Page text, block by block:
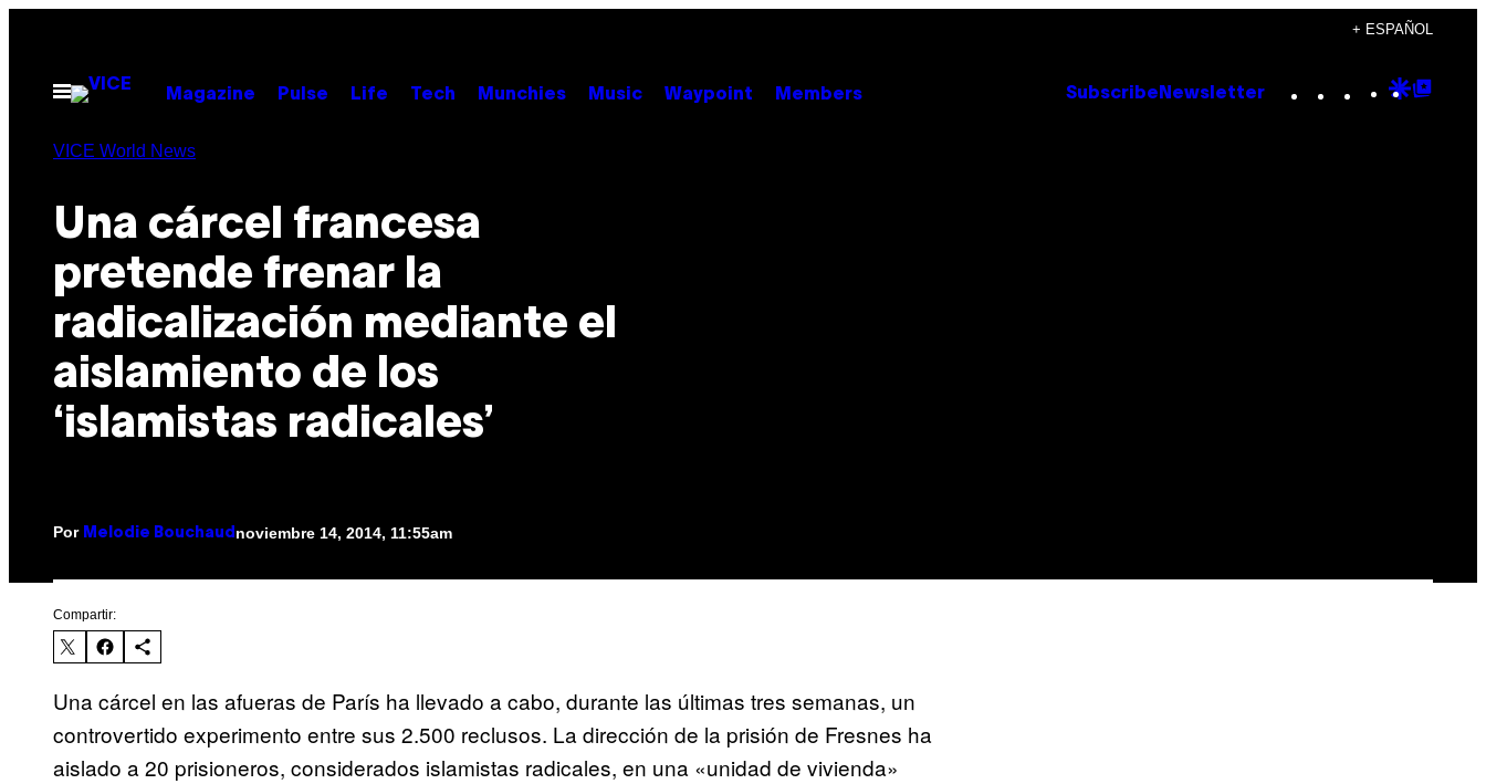
contenido
+ ESPAÑOL
Abrir
Menú
Magazine Pulse Life Tech Munchies Music Waypoint Members Subscribe Newsletter Instagram
TikTok
YouTube
Google
VICE World News
Una cárcel francesa
pretende frenar la
radicalización mediante el
aislamiento de los
‘islamistas radicales’
Por Melodie Bouchaud noviembre 14, 2014, 11:55am
Compartir:
Una cárcel en las afueras de París ha llevado a cabo, durante las últimas tres semanas, un
controvertido experimento entre sus 2.500 reclusos. La dirección de la prisión de Fresnes ha
aislado a 20 prisioneros, considerados islamistas radicales, en una «unidad de vivienda»